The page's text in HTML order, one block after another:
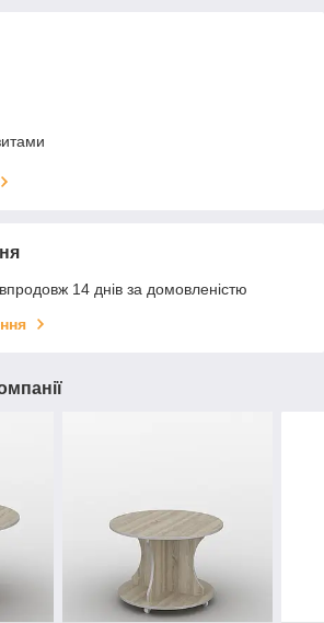
14 днів за домовленістю